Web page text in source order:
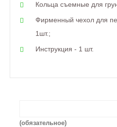
Кольца съемные для
Фирменный чехол для
1шт.;
Инструкция - 1 шт.
(обязательное)